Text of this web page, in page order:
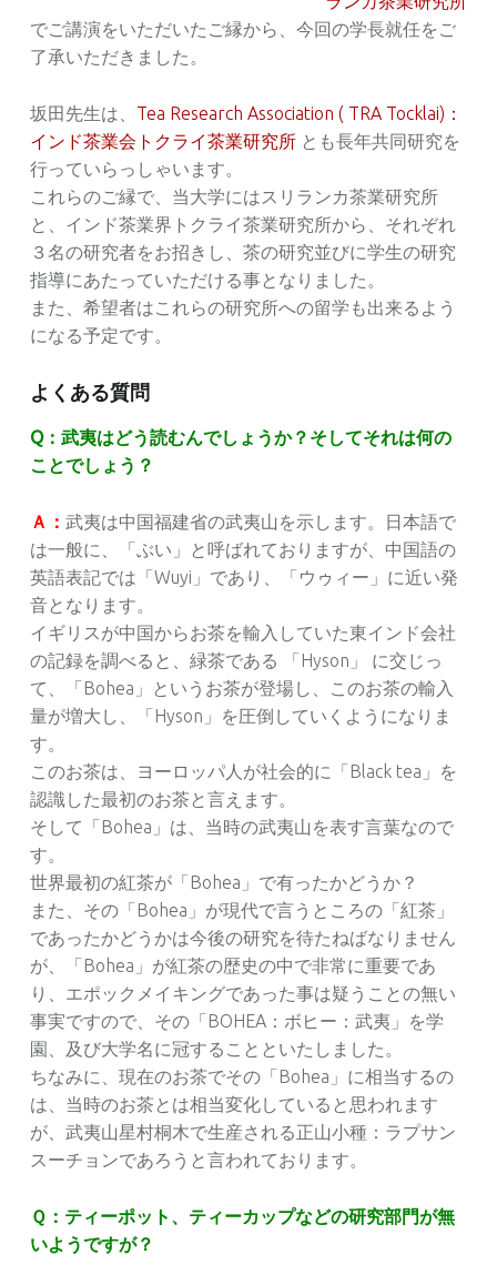
でご講演をいただいたご縁から、今回の学長就任をご
了承いただきました。
坂田先生は、 Tea Research Association ( TRA Tocklai)：
インド茶業会トクライ茶業研究所とも長年共同研究を
行っていらっしゃいます。
これらのご縁で、当大学にはスリランカ茶業研究所
と、インド茶業界トクライ茶業研究所から、それぞれ
３名の研究者をお招きし、茶の研究並びに学生の研究
指導にあたっていただける事となりました。
また、希望者はこれらの研究所への留学も出来るよう
になる予定です。
よくある質問
Q：武夷はどう読むんでしょうか？そしてそれは何の
ことでしょう？
Ａ： 武夷は中国福建省の武夷山を示します。日本語で
は一般に、「ぶい」と呼ばれておりますが、中国語の
英語表記では「Wuyi」であり、「ウゥィー」に近い発
音となります。
イギリスが中国からお茶を輸入していた東インド会社
の記録を調べると、緑茶である 「Hyson」 に交じっ
て、「Bohea」というお茶が登場し、このお茶の輸入
量が増大し、「Hyson」を圧倒していくようになりま
す。
このお茶は、ヨーロッパ人が社会的に「Black tea」を
認識した最初のお茶と言えます。
そして「Bohea」は、当時の武夷山を表す言葉なので
す。
世界最初の紅茶が「Bohea」で有ったかどうか？
また、その「Bohea」が現代で言うところの「紅茶」
であったかどうかは今後の研究を待たねばなりません
が、「Bohea」が紅茶の歴史の中で非常に重要であ
り、エポックメイキングであった事は疑うことの無い
事実ですので、その「BOHEA：ボヒー：武夷」を学
園、及び大学名に冠することといたしました。
ちなみに、現在のお茶でその「Bohea」に相当するの
は、当時のお茶とは相当変化していると思われます
が、武夷山星村桐木で生産される正山小種：ラプサン
スーチョンであろうと言われております。
Ｑ：ティーポット、ティーカップなどの研究部門が無
いようですが？